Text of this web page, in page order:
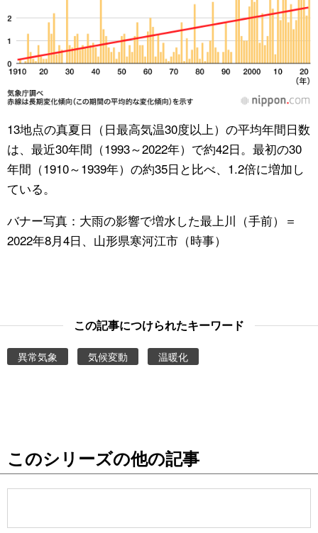
13地点の真夏日（日最高気温30度以上）の平均年間日数
は、最近30年間（1993～2022年）で約42日。最初の30
年間（1910～1939年）の約35日と比べ、1.2倍に増加し
ている。
バナー写真：大雨の影響で増水した最上川（手前）＝
2022年8月4日、山形県寒河江市（時事）
この記事につけられたキーワード
異常気象 気候変動 温暖化
このシリーズの他の記事